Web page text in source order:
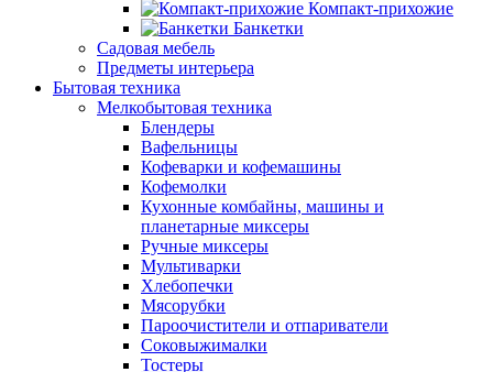
Компакт-прихожие
Банкетки
Садовая мебель
Предметы интерьера
Бытовая техника
Мелкобытовая техника
Блендеры
Вафельницы
Кофеварки и кофемашины
Кофемолки
Кухонные комбайны, машины и
планетарные миксеры
Ручные миксеры
Мультиварки
Хлебопечки
Мясорубки
Пароочистители и отпариватели
Соковыжималки
Тостеры